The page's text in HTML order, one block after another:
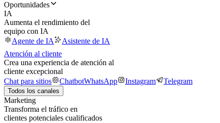
Oportunidades
IA
Aumenta el rendimiento del
equipo con IA
Agente de IA
Asistente de IA
Atención al cliente
Crea una experiencia de atención al
cliente excepcional
Chat para sitios
ChatbotWhatsApp Instagram Telegram
Todos los canales
Marketing
Transforma el tráfico en
clientes potenciales cualificados